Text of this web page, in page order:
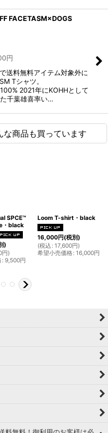
FACETASM×DOGS
円
送料無料アイテム対象外に
Tシャツ。
2021年にKOHHとして
千葉雄喜率い…
な商品も買っています
SPCE™
・black
)
円)
: 9,500円
Loom T-shirt・black
16,000円(税別)
(税込 : 17,600円)
希望小売価格: 16,000円